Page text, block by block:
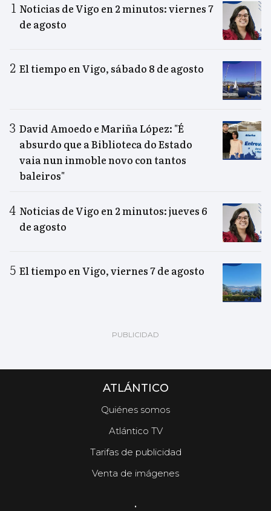
Noticias de Vigo en 2 minutos: viernes 7
de agosto
El tiempo en Vigo, sábado 8 de agosto
David Amoedo e Mariña López: "É
absurdo que a Biblioteca do Estado
vaia nun inmoble novo con tantos
baleiros"
Noticias de Vigo en 2 minutos: jueves 6
de agosto
El tiempo en Vigo, viernes 7 de agosto
ATLÁNTICO
Quiénes somos
Atlántico TV
Tarifas de publicidad
Venta de imágenes
.